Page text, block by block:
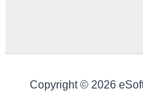
Copyright © 2026